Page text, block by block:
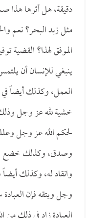
دقيقة، هل أثرها هذا
مثل زبد البحر؟ نعم
الموفق لهذا؟ القضية
ينبغي للإنسان أن
العمل، وكذلك أيضاً في
خشية لله عز وجل وذلك
لحكم الله عز وجل
وصدق، وكذلك خضع
وانقاد له، وكذلك
وجل ويتقه فإن العبادة